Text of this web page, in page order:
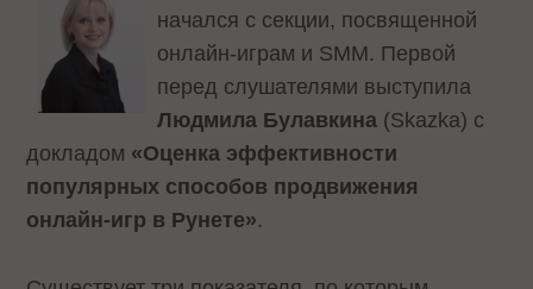
начался с секции, посвященной
онлайн-играм и SMM. Первой
перед слушателями выступила
Людмила Булавкина (Skazka) с
докладом «Оценка эффективности
популярных способов продвижения
онлайн-игр в Рунете».